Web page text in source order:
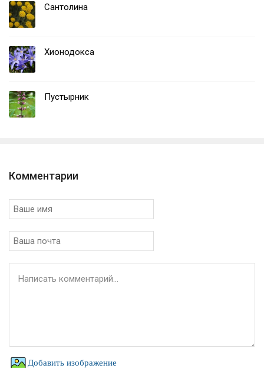
Сантолина
Хионодокса
Пустырник
Комментарии
Добавить изображение